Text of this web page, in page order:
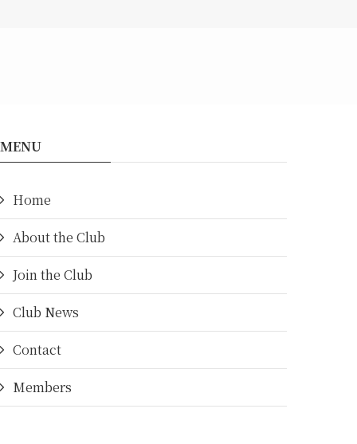
MENU
Home
About the Club
Join the Club
Club News
Contact
Members